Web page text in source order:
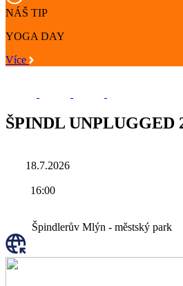
NÁŠ TIP
YOGA DAY
Více
ŠPINDL UNPLUGGED
18.7.2026
16:00
Špindlerův Mlýn - městský park